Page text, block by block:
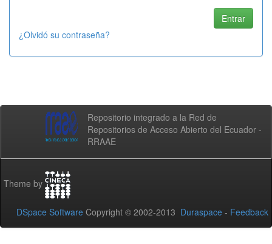
¿Olvidó su contraseña?
Repositorio integrado a la Red de
Repositorios de Acceso Abierto del Ecuador -
RRAAE
Theme by
DSpace Software Copyright © 2002-2013 Duraspace - Feedback